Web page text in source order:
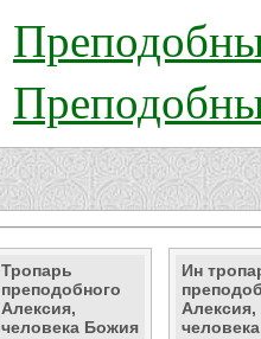
Тропарь
преподобного
Алексия,
человека Божия
Ин
Алексия,